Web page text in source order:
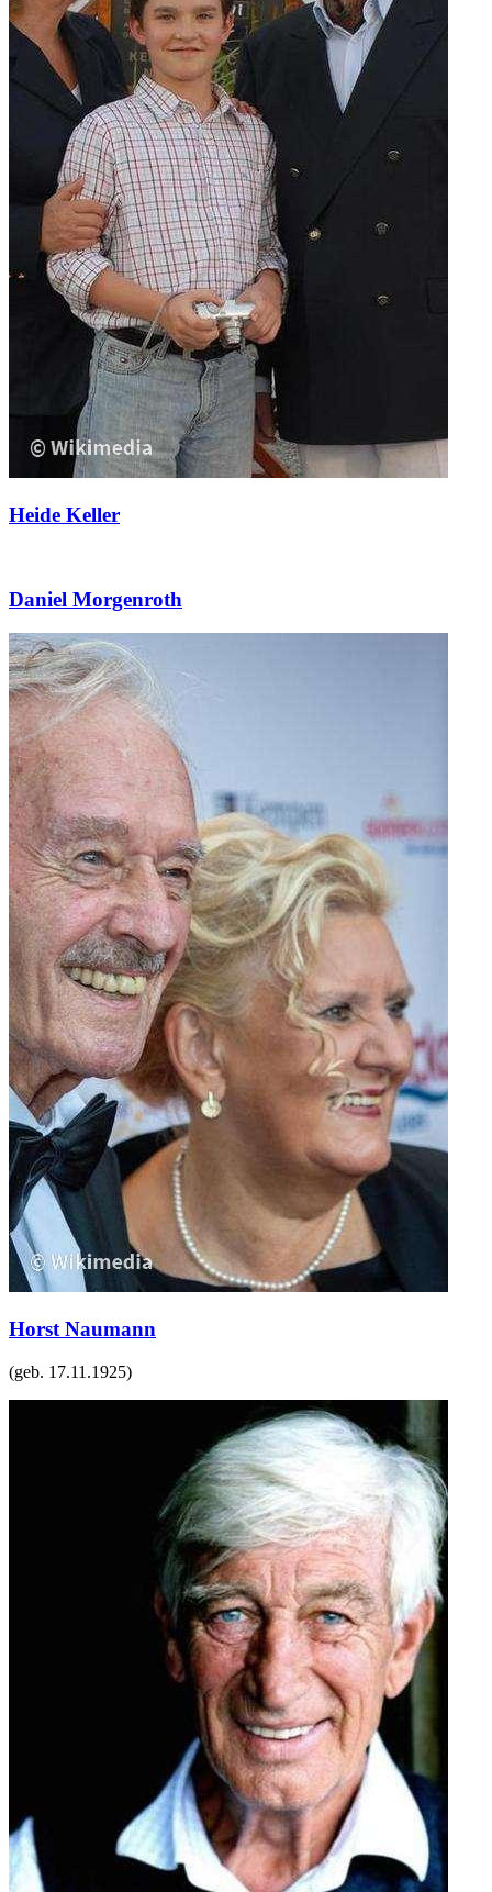
Heide Keller
Daniel Morgenroth
Horst Naumann
(geb. 17.11.1925)